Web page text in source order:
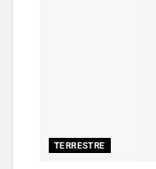
TERRESTRE